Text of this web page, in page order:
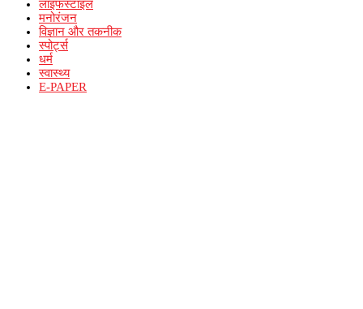
लाइफस्टाइल
मनोरंजन
विज्ञान और तकनीक
स्पोर्ट्स
धर्म
स्वास्थ्य
E-PAPER